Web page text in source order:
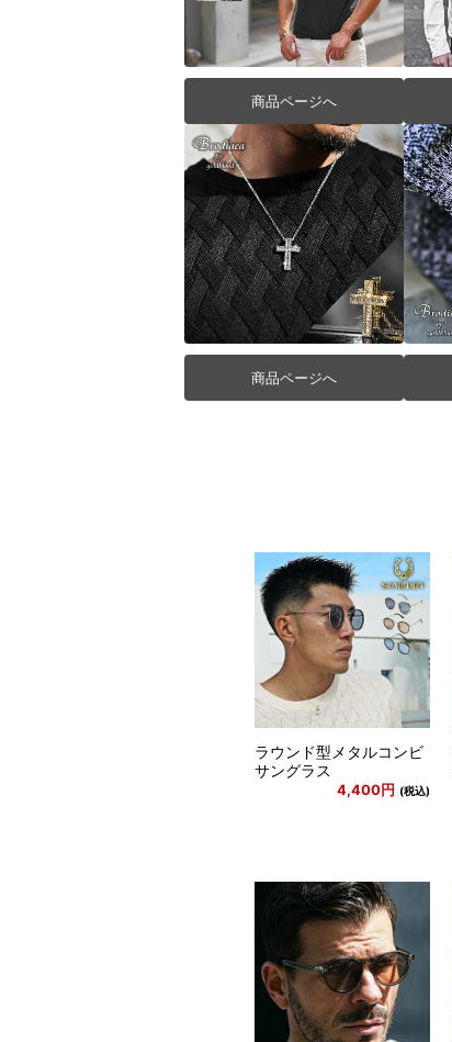
商品ページへ
商品ページへ
ラウンド型メタルコンビ
サングラス
4,400円 (税込)